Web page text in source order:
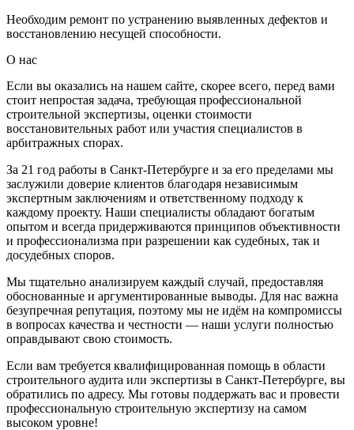
Необходим ремонт по устранению выявленных дефектов и
восстановлению несущей способности.
О нас
Если вы оказались на нашем сайте, скорее всего, перед вами
стоит непростая задача, требующая профессиональной
строительной экспертизы, оценки стоимости
восстановительных работ или участия специалистов в
арбитражных спорах.
За 21 год работы в Санкт-Петербурге и за его пределами мы
заслужили доверие клиентов благодаря независимым
экспертным заключениям и ответственному подходу к
каждому проекту. Наши специалисты обладают богатым
опытом и всегда придерживаются принципов объективности
и профессионализма при разрешении как судебных, так и
досудебных споров.
Мы тщательно анализируем каждый случай, предоставляя
обоснованные и аргументированные выводы. Для нас важна
безупречная репутация, поэтому мы не идём на компромиссы
в вопросах качества и честности — наши услуги полностью
оправдывают свою стоимость.
Если вам требуется квалифицированная помощь в области
строительного аудита или экспертизы в Санкт-Петербурге, вы
обратились по адресу. Мы готовы поддержать вас и провести
профессиональную строительную экспертизу на самом
высоком уровне!